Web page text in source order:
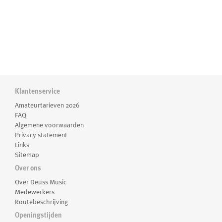
Klantenservice
Amateurtarieven 2026
FAQ
Algemene voorwaarden
Privacy statement
Links
Sitemap
Over ons
Over Deuss Music
Medewerkers
Routebeschrijving
Openingstijden